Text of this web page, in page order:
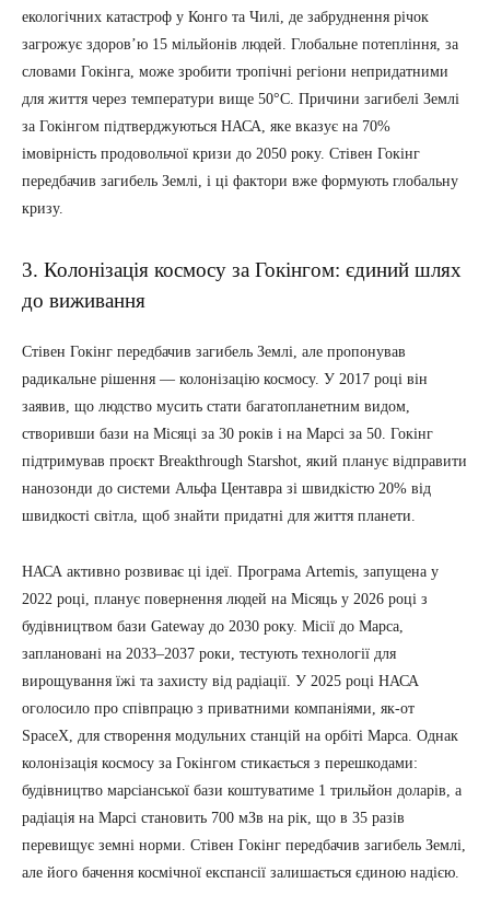
екологічних катастроф у Конго та Чилі, де забруднення річок
загрожує здоров’ю 15 мільйонів людей. Глобальне потепління, за
словами Гокінга, може зробити тропічні регіони непридатними
для життя через температури вище 50°C. Причини загибелі Землі
за Гокінгом підтверджуються НАСА, яке вказує на 70%
імовірність продовольчої кризи до 2050 року. Стівен Гокінг
передбачив загибель Землі, і ці фактори вже формують глобальну
кризу.
3. Колонізація космосу за Гокінгом: єдиний шлях
до виживання
Стівен Гокінг передбачив загибель Землі, але пропонував
радикальне рішення — колонізацію космосу. У 2017 році він
заявив, що людство мусить стати багатопланетним видом,
створивши бази на Місяці за 30 років і на Марсі за 50. Гокінг
підтримував проєкт Breakthrough Starshot, який планує відправити
нанозонди до системи Альфа Центавра зі швидкістю 20% від
швидкості світла, щоб знайти придатні для життя планети.
НАСА активно розвиває ці ідеї. Програма Artemis, запущена у
2022 році, планує повернення людей на Місяць у 2026 році з
будівництвом бази Gateway до 2030 року. Місії до Марса,
заплановані на 2033–2037 роки, тестують технології для
вирощування їжі та захисту від радіації. У 2025 році НАСА
оголосило про співпрацю з приватними компаніями, як-от
SpaceX, для створення модульних станцій на орбіті Марса. Однак
колонізація космосу за Гокінгом стикається з перешкодами:
будівництво марсіанської бази коштуватиме 1 трильйон доларів, а
радіація на Марсі становить 700 мЗв на рік, що в 35 разів
перевищує земні норми. Стівен Гокінг передбачив загибель Землі,
але його бачення космічної експансії залишається єдиною надією.